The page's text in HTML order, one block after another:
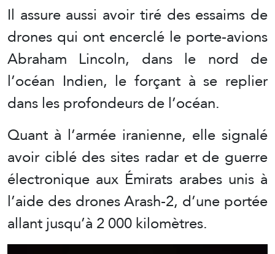
Il assure aussi avoir tiré des essaims de
drones qui ont encerclé le porte-avions
Abraham Lincoln, dans le nord de
l’océan Indien, le forçant à se replier
dans les profondeurs de l’océan.
Quant à l’armée iranienne, elle signalé
avoir ciblé des sites radar et de guerre
électronique aux Émirats arabes unis à
l’aide des drones Arash-2, d’une portée
allant jusqu’à 2 000 kilomètres.